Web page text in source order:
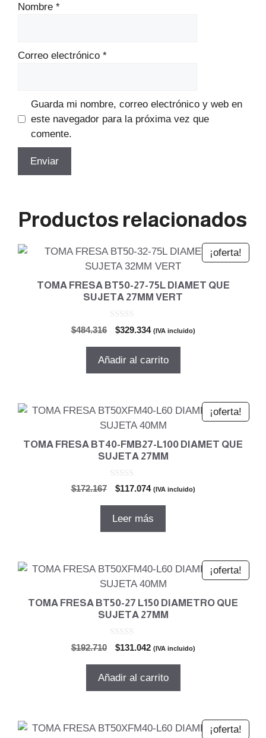
Nombre *
Correo electrónico *
Guarda mi nombre, correo electrónico y web en
este navegador para la próxima vez que
comente.
Productos relacionados
¡oferta!
TOMA FRESA BT50-27-75L DIAMET QUE
SUJETA 27MM VERT
$484.316
El
original
era:
$329.334El
actual
es:
(IVA incluido)
Añadir al carrito
¡oferta!
TOMA FRESA BT40-FMB27-L100 DIAMET QUE
SUJETA 27MM
$172.167
El
original
$117.074El(IVA incluido)
Leer más
¡oferta!
TOMA FRESA BT50-27 L150 DIAMETRO QUE
SUJETA 27MM
$192.710
El
original
$131.042El
actual
(IVA incluido)
Añadir al carrito
¡oferta!